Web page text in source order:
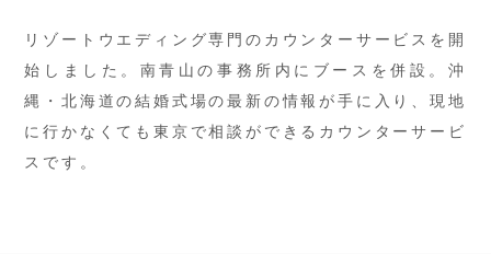
リゾートウエディング専門のカウンターサービスを開
始しました。南青山の事務所内にブースを併設。沖
縄・北海道の結婚式場の最新の情報が手に入り、現地
に行かなくても東京で相談ができるカウンターサービ
スです。